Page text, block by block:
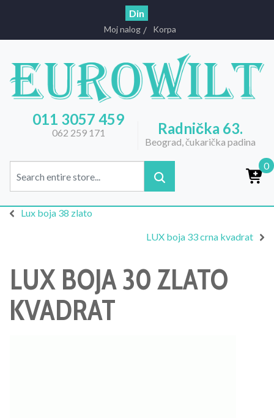
Din
Moj nalog Korpa
011 3057 459
062 259 171 Radnička 63.
Beograd, čukarička padina
0
Lux boja 38 zlato
LUX boja 33 crna kvadrat
LUX BOJA 30 ZLATO
KVADRAT